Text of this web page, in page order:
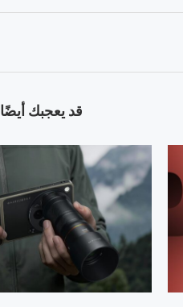
قد يعجبك أيضًا